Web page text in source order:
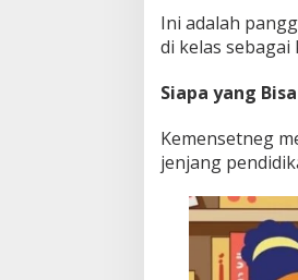
Ini adalah
di kelas
Siapa yang
Kemensetneg
jenjang